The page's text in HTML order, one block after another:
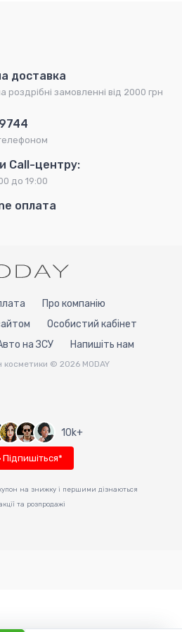
доставка
роздрібні замовленні від 2000 грн
Call-центру:
до 19:00
оплата
Про компанію
Особистий кабінет
на ЗСУ Напишіть нам
косметики © 2026 MODAY
10k+
Підпишіться*
на знижку і першими дізнаються
та розпродажі